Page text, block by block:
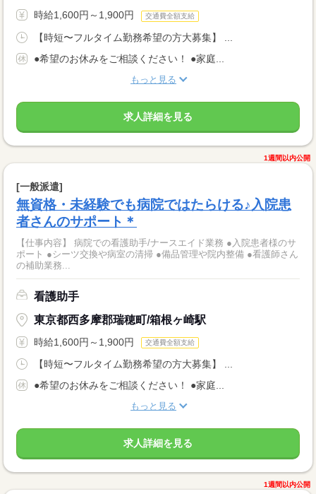
時給1,600円～1,900円 交通費全額支給
【時短〜フルタイム勤務希望の方大募集】 ...
●希望のお休みをご相談ください！ ●家庭...
もっと見る
求人詳細を見る
1週間以内公開
[一般派遣]
無資格・未経験でも病院ではたらける♪入院患
者さんのサポート＊
【仕事内容】 病院での看護助手/ナースエイド業務 ●入院患者様のサ
ポート ●シーツ交換や病室の清掃 ●備品管理や院内整備 ●看護師さん
の補助業務...
看護助手
東京都西多摩郡瑞穂町/箱根ヶ崎駅
時給1,600円～1,900円 交通費全額支給
【時短〜フルタイム勤務希望の方大募集】 ...
●希望のお休みをご相談ください！ ●家庭...
もっと見る
求人詳細を見る
1週間以内公開